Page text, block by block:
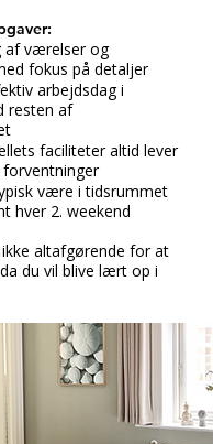
af værelser og
fokus på detaljer
arbejdsdag i
resten af
faciliteter altid lever
være i tidsrummet
hver 2. weekend​
altafgørende for at
du vil blive lært op i